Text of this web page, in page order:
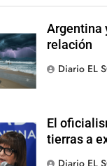
Argentina
relación
Diario EL
El
tierras a